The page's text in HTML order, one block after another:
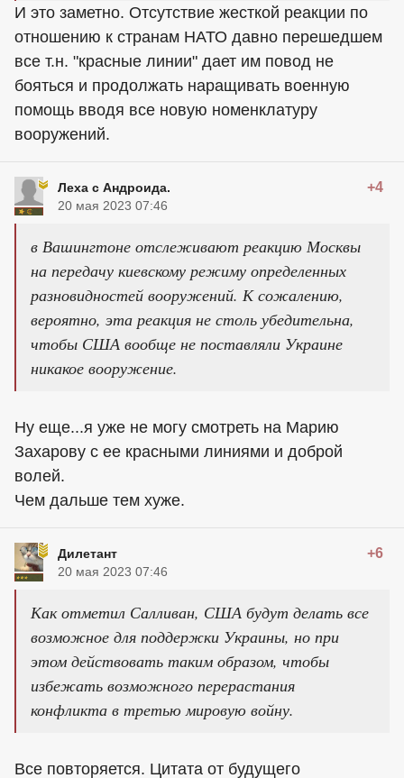
И это заметно. Отсутствие жесткой реакции по
отношению к странам НАТО давно перешедшем
все т.н. "красные линии" дает им повод не
бояться и продолжать наращивать военную
помощь вводя все новую номенклатуру
вооружений.
Леха с Андроида. +4
20 мая 2023 07:46
в Вашингтоне отслеживают реакцию Москвы
на передачу киевскому режиму определенных
разновидностей вооружений. К сожалению,
вероятно, эта реакция не столь убедительна,
чтобы США вообще не поставляли Украине
никакое вооружение.
Ну еще...я уже не могу смотреть на Марию
Захарову с ее красными линиями и доброй
волей.
Чем дальше тем хуже.
Дилетант +6
20 мая 2023 07:46
Как отметил Салливан, США будут делать все
возможное для поддержки Украины, но при
этом действовать таким образом, чтобы
избежать возможного перерастания
конфликта в третью мировую войну.
Все повторяется. Цитата от будущего